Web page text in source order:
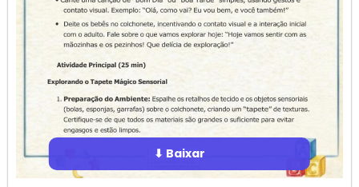
⬇ Baixar